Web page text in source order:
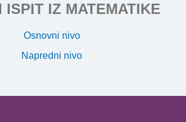
ISPIT IZ MATEMATIKE
Osnovni nivo
Napredni nivo